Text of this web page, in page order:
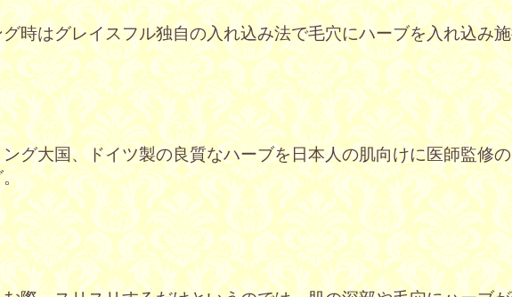
時はグレイスフル独自の入れ込み法で毛穴にハーブを入れ込み
グ大国、ドイツ製の良質なハーブを日本人の肌向けに医師監修